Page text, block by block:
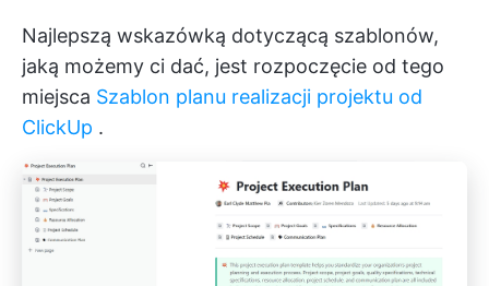
Najlepszą wskazówką dotyczącą szablonów,
jaką możemy ci dać, jest rozpoczęcie od tego
miejsca Szablon planu realizacji projektu od
ClickUp .